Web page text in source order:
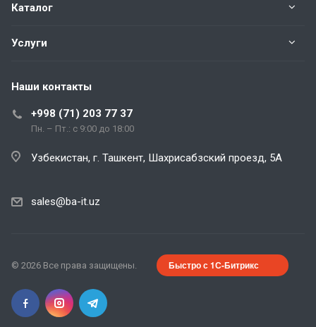
Каталог
Услуги
Наши контакты
+998 (71) 203 77 37
Пн. – Пт.: с 9:00 до 18:00
Узбекистан, г. Ташкент, Шахрисабзский проезд, 5А
sales@ba-it.uz
© 2026 Все права защищены. Быстро с 1С-Битрикс